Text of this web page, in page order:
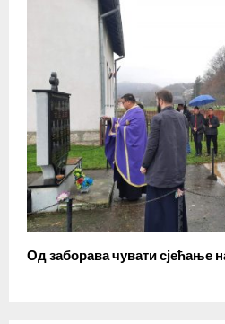
Од заборава чувати сјећање